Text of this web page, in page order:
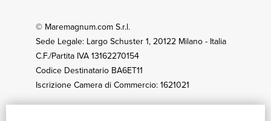
© Maremagnum.com S.r.l.
Sede Legale: Largo Schuster 1, 20122 Milano - Italia
C.F./Partita IVA 13162270154
Codice Destinatario BA6ET11
Iscrizione Camera di Commercio: 1621021